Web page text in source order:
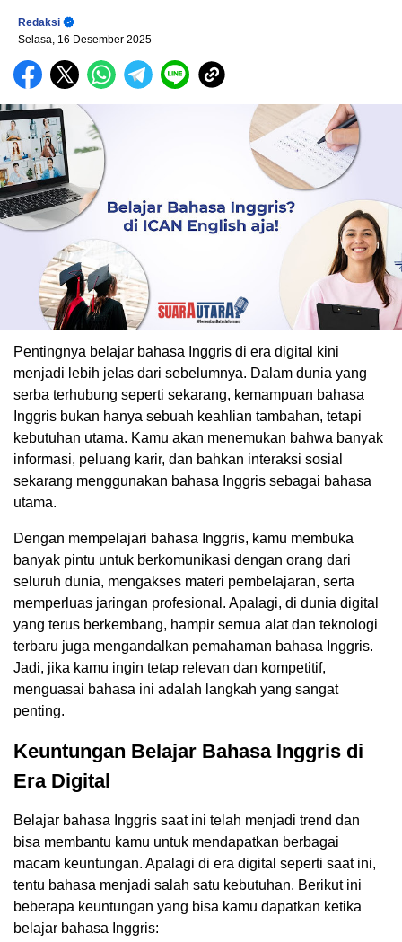
Redaksi
Selasa, 16 Desember 2025
Pentingnya belajar bahasa Inggris di era digital kini
menjadi lebih jelas dari sebelumnya. Dalam dunia yang
serba terhubung seperti sekarang, kemampuan bahasa
Inggris bukan hanya sebuah keahlian tambahan, tetapi
kebutuhan utama. Kamu akan menemukan bahwa banyak
informasi, peluang karir, dan bahkan interaksi sosial
sekarang menggunakan bahasa Inggris sebagai bahasa
utama.
Dengan mempelajari bahasa Inggris, kamu membuka
banyak pintu untuk berkomunikasi dengan orang dari
seluruh dunia, mengakses materi pembelajaran, serta
memperluas jaringan profesional. Apalagi, di dunia digital
yang terus berkembang, hampir semua alat dan teknologi
terbaru juga mengandalkan pemahaman bahasa Inggris.
Jadi, jika kamu ingin tetap relevan dan kompetitif,
menguasai bahasa ini adalah langkah yang sangat
penting.
Keuntungan Belajar Bahasa Inggris di
Era Digital
Belajar bahasa Inggris saat ini telah menjadi trend dan
bisa membantu kamu untuk mendapatkan berbagai
macam keuntungan. Apalagi di era digital seperti saat ini,
tentu bahasa menjadi salah satu kebutuhan. Berikut ini
beberapa keuntungan yang bisa kamu dapatkan ketika
belajar bahasa Inggris: